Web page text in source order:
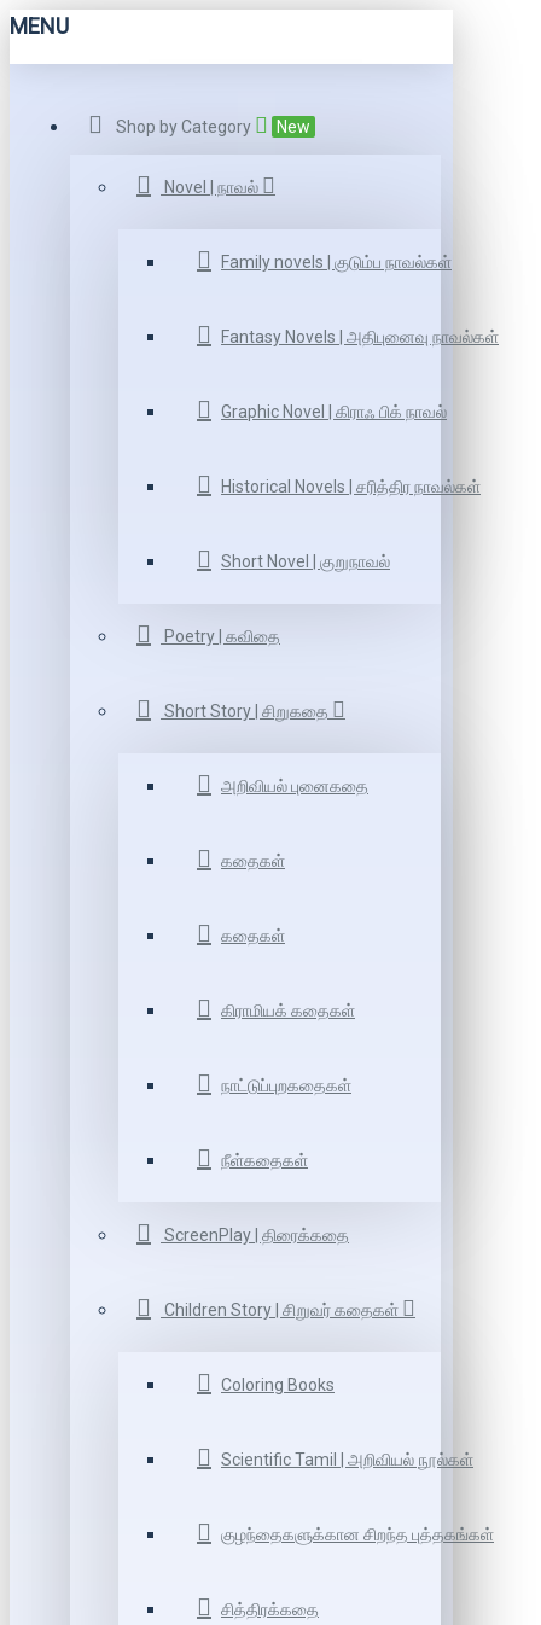
MENU
Shop by Category New
Novel | நாவல்
Family novels | குடும்ப நாவல்கள்
Fantasy Novels | அதிபுனைவு நாவல்கள்
Graphic Novel | கிராஃ பிக் நாவல்
Historical Novels | சரித்திர நாவல்கள்
Short Novel | குறுநாவல்
Poetry | கவிதை
Short Story | சிறுகதை
அறிவியல் புனைகதை
கதைகள்
கதைகள்
கிராமியக் கதைகள்
நாட்டுப்புறகதைகள்
நீள்கதைகள்
ScreenPlay | திரைக்கதை
Children Story | சிறுவர் கதைகள்
Coloring Books
Scientific Tamil | அறிவியல் நூல்கள்
குழந்தைகளுக்கான சிறந்த புத்தகங்கள்
சித்திரக்கதை